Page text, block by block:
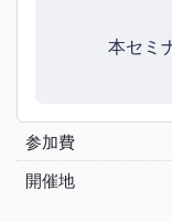
本セミ
参加費
開催地